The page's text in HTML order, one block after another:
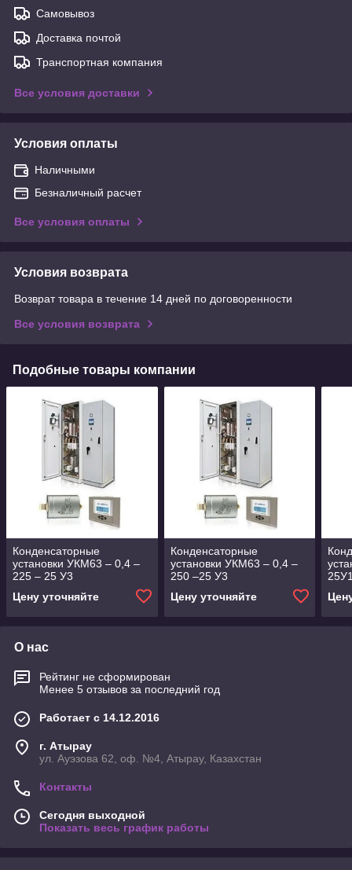
Самовывоз
Доставка почтой
Транспортная компания
Все условия доставки
Условия оплаты
Наличными
Безналичный расчет
Все условия оплаты
Условия возврата
Возврат товара в течение 14 дней по договоренности
Все условия возврата
Подобные товары компании
Конденсаторные
установки УКМ63 – 0,4 –
225 – 25 У3
Цену уточняйте
Конденсаторные
установки УКМ63 – 0,4 –
250 –25 У3
Цену уточняйте
О нас
Рейтинг не сформирован
Менее 5 отзывов за последний год
Работает с 14.12.2016
г. Атырау
ул. Ауэзова 62, оф. №4, Атырау, Казахстан
Контакты
Сегодня выходной
Показать весь график работы